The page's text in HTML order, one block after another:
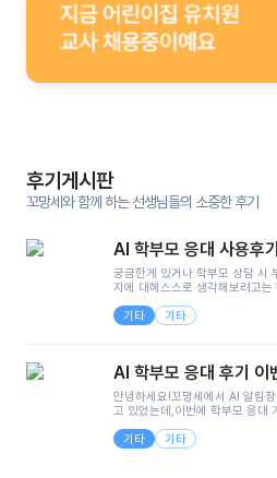
후기게시판
꼬망세와 함께 하는 선생님들의 소중한 후기
AI 학부모 응대 사용후기
궁금한게 있거나 학부모 상담 시
지에 대해스스로 생각해보려고
려니 어려울때가...^^(저만 그런
피티나 제미나이는 몇세이고 여
정보를 제공하면서 물어봐야할
으셔서 고민이 됐는데ai 학부모
면..)그리고 제가 신입 때 이게 있
좋은거 같아요지금은 그래도 아
말 어려워서 항상다른 선생님들
쓸 때도 좀 도움이 되는 거 같아요!
기타 기타
AI 학부모 응대 후기 이
안녕하세요!꼬망세에서 AI 알림
고 있었는데,이번에 학부모 응대
님 응대에 더 많은 부담을 느끼고
겪은 일과 학부모님께 전달드렸
기타 기타